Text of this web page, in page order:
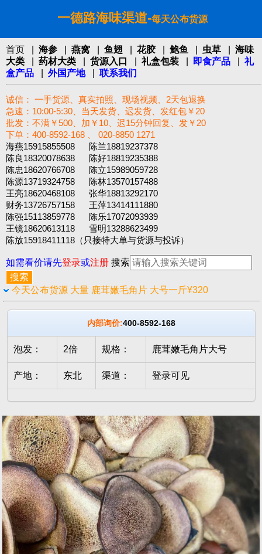
一德路海味渠道-每天公布货源
首页 海参 燕窝 鱼翅 花胶 鲍鱼 虫草
海味
大类
药材大类 货源入口 礼盒包装 即食产品
礼
盒产品
外国产地| 联系我们
诚信： 一手货源、真实拍照、现场视频、2天包退换
急速：10:00-5:30、当天发货、迟发货、发红包￥20
批发：不满￥500、加￥10、迟15分钟回复、发￥20
下单：400-8592-168 、 020-8850 1271‬
海燕15915855508 陈兰18819237378
陈良18320078638 陈好18819235388
陈忠18620766708 陈立15989059728
陈源13719324758 陈林13570157488
王亮18620468108 张华18813292170
财务13726757158 王萍13414111880
陈强15113859778 陈乐17072093939
王镜18620613118 雪明13288623499
陈放15918411118（只接特大单与货源与投诉）
如需看价请先登录或注册 搜索
今天公布货源 大量 鹿茸嫩毛角片 大号一斤¥320
内部询价:400-8592-168
泡发： 2倍 规格： 鹿茸嫩毛角片大号
产地： 东北 渠道： 登录可见